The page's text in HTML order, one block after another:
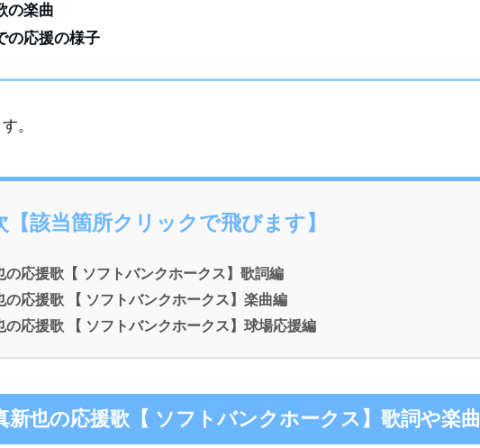
の楽曲
の応援の様子
。
【該当箇所クリックで飛びます】
の応援歌【 ソフトバンクホークス】歌詞編
の応援歌 【 ソフトバンクホークス】楽曲編
の応援歌 【 ソフトバンクホークス】球場応援編
新也の応援歌【 ソフトバンクホークス】歌詞や楽曲